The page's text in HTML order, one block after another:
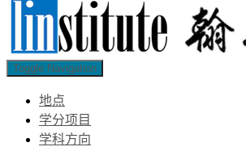
Toggle Navigation
地点
学分项目
学科方向